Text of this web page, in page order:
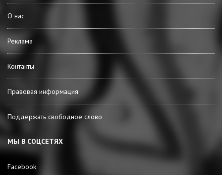
О нас
Реклама
Контакты
Правовая информация
Поддержать свободное слово
МЫ В СОЦСЕТЯХ
Facebook